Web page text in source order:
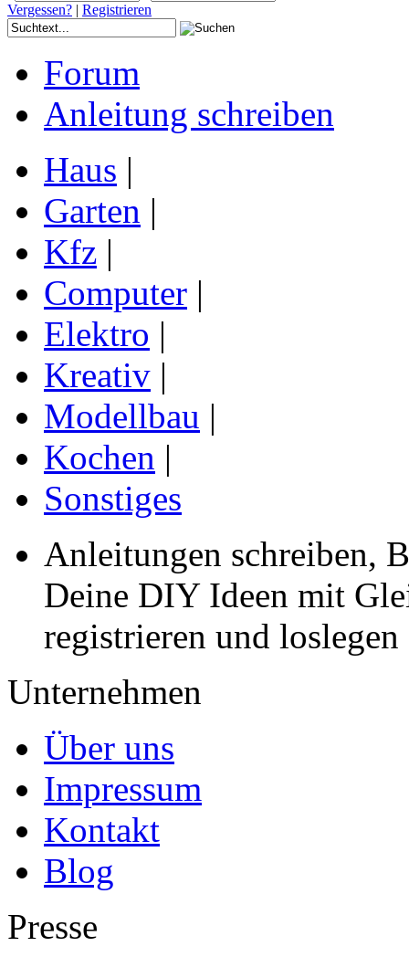
Vergessen? | Registrieren
Forum
Anleitung schreiben
Haus |
Garten |
Kfz |
Computer |
Elektro |
Kreativ |
Modellbau |
Kochen |
Sonstiges
Anleitungen schreiben,
Deine DIY Ideen mit
registrieren und loslegen
Unternehmen
Über uns
Impressum
Kontakt
Blog
Presse